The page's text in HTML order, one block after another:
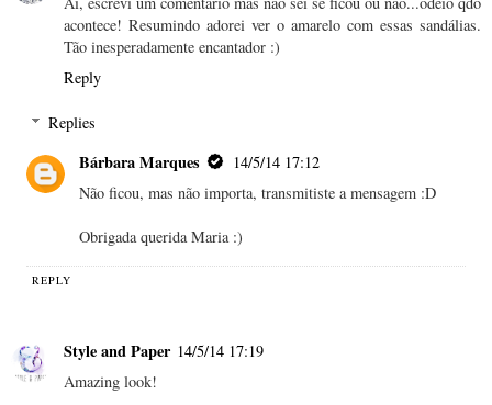
acontece! Resumindo adorei ver o amarelo com essas sandálias.
Tão inesperadamente encantador :)
Reply
Replies
Bárbara Marques
14/5/14 17:12
Não ficou, mas não importa, transmitiste a mensagem :D
Obrigada querida Maria :)
REPLY
Style and Paper 14/5/14 17:19
Amazing look!